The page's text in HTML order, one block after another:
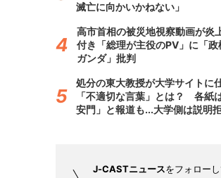
滅亡に向かいかねない」
高市首相の被災地視察動画が
付き「総理が主役のPV」に「政
ガンダ」批判
処分の東大教授が大学サイトに
「不適切な言葉」とは？ 各紙
安門」と報道も...大学側は説明
J-CASTニュースをフォロー